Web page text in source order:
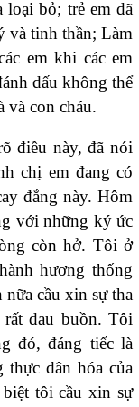
loại bỏ; trẻ em đã
và tinh thần; Làm
em khi các em
dấu không thể
và con cháu.
điều này, đã nói
chị em đang có
đắng này. Hôm
với những ký ức
còn hở. Tôi ở
hương thống
cầu xin sự tha
đau buồn. Tôi
đó, đáng tiếc là
dân hóa của
tôi cầu xin sự